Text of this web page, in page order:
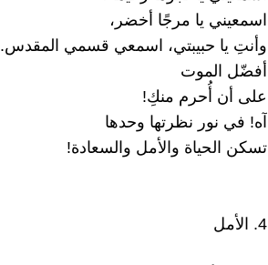
اسمعيني يا مرجًا أخضر،
وأنتِ يا حبيبتي، اسمعي قسمي المقدس.
أفضّل الموت
على أن أُحرم منكِ!
آه! في نور نظرتها وحدها
تسكن الحياة والأمل والسعادة!
4. الأمل